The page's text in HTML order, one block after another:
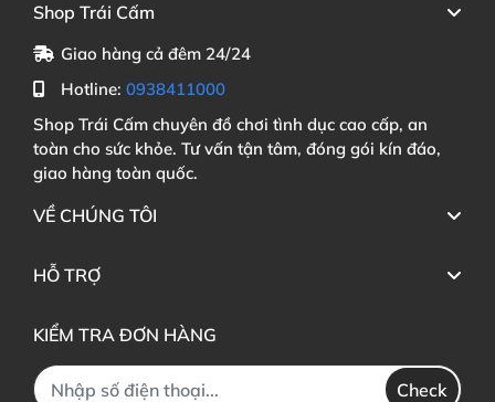
Shop Trái Cấm
Giao hàng cả đêm 24/24
Hotline: 0938411000
Shop Trái Cấm chuyên đồ chơi tình dục cao cấp, an
toàn cho sức khỏe. Tư vấn tận tâm, đóng gói kín đáo,
giao hàng toàn quốc.
VỀ CHÚNG TÔI
HỖ TRỢ
KIỂM TRA ĐƠN HÀNG
Check